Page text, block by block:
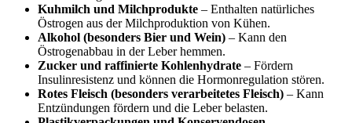
Kuhmilch und Milchprodukte – Enthalten natürliches
Östrogen aus der Milchproduktion von Kühen.
Alkohol (besonders Bier und Wein) – Kann den
Östrogenabbau in der Leber hemmen.
Zucker und raffinierte Kohlenhydrate – Fördern
Insulinresistenz und können die Hormonregulation stören.
Rotes Fleisch (besonders verarbeitetes Fleisch) – Kann
Entzündungen fördern und die Leber belasten.